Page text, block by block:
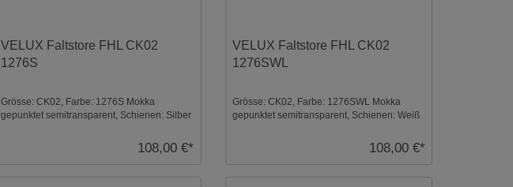
VELUX Faltstore FHL CK02
1276S
Grösse: CK02, Farbe: 1276S Mokka
gepunktet semitransparent, Schienen: Silber
108,00 €*
VELUX Faltstore FHL CK02
1276SWL
Grösse: CK02, Farbe: 1276SWL Mokka
gepunktet semitransparent, Schienen: Weiß
108,00 €*